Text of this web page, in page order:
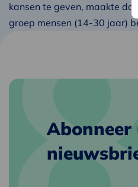
kansen te geven, maakte
groep mensen (14-30 jaar)
Abonneer